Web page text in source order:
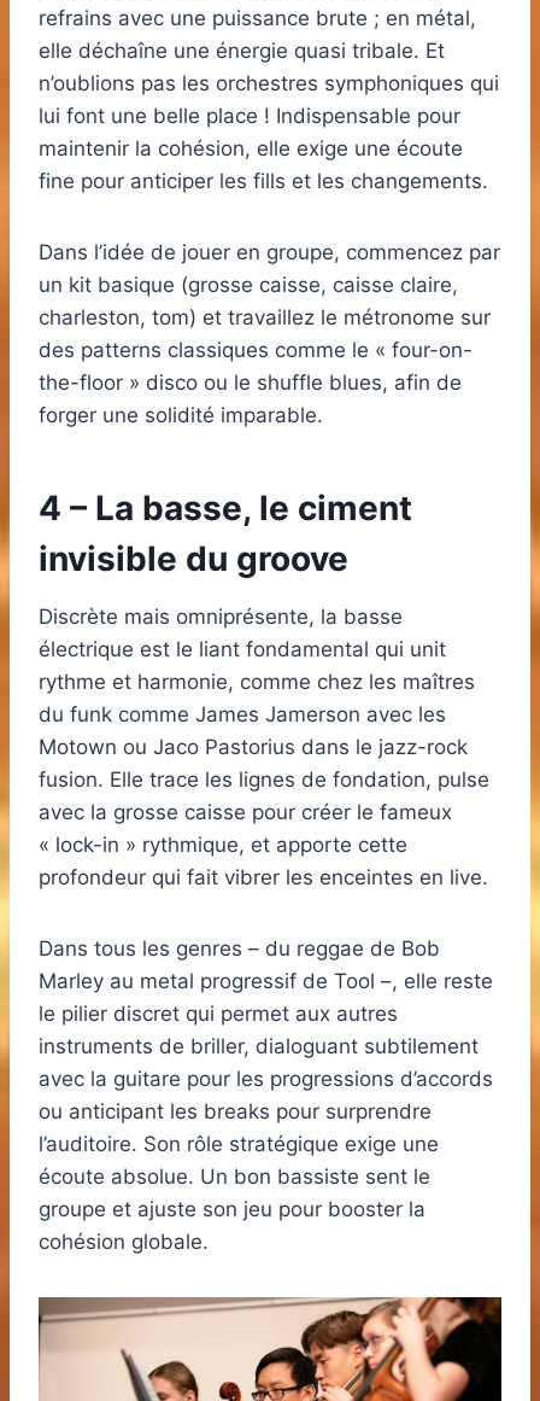
refrains avec une puissance brute ; en métal,
elle déchaîne une énergie quasi tribale. Et
n’oublions pas les orchestres symphoniques qui
lui font une belle place ! Indispensable pour
maintenir la cohésion, elle exige une écoute
fine pour anticiper les fills et les changements.
Dans l’idée de jouer en groupe, commencez par
un kit basique (grosse caisse, caisse claire,
charleston, tom) et travaillez le métronome sur
des patterns classiques comme le « four-on-
the-floor » disco ou le shuffle blues, afin de
forger une solidité imparable.
4 – La basse, le ciment
invisible du groove
Discrète mais omniprésente, la basse
électrique est le liant fondamental qui unit
rythme et harmonie, comme chez les maîtres
du funk comme James Jamerson avec les
Motown ou Jaco Pastorius dans le jazz-rock
fusion. Elle trace les lignes de fondation, pulse
avec la grosse caisse pour créer le fameux
« lock-in » rythmique, et apporte cette
profondeur qui fait vibrer les enceintes en live.
Dans tous les genres – du reggae de Bob
Marley au metal progressif de Tool –, elle reste
le pilier discret qui permet aux autres
instruments de briller, dialoguant subtilement
avec la guitare pour les progressions d’accords
ou anticipant les breaks pour surprendre
l’auditoire. Son rôle stratégique exige une
écoute absolue. Un bon bassiste sent le
groupe et ajuste son jeu pour booster la
cohésion globale.